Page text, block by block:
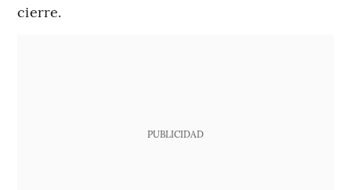
cierre.
PUBLICIDAD